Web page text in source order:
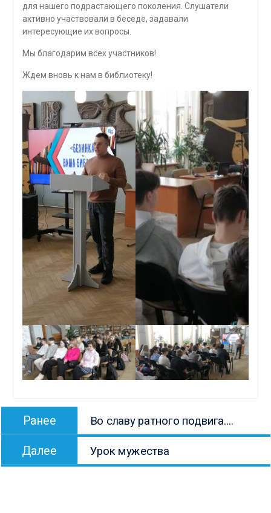
для нашего подрастающего поколения. Слушатели
активно участвовали в беседе, задавали
интересующие их вопросы.
Мы благодарим всех участников!
Ждем вновь к нам в библиотеку!
Навигация
записям
Ранее
запись:
Во славу ратного подвига….
Далее
запись:
Урок мужества